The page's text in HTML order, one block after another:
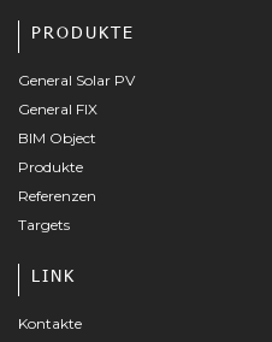
PRODUKTE
General Solar PV
General FIX
BIM Object
Produkte
Referenzen
Targets
LINK
Kontakte